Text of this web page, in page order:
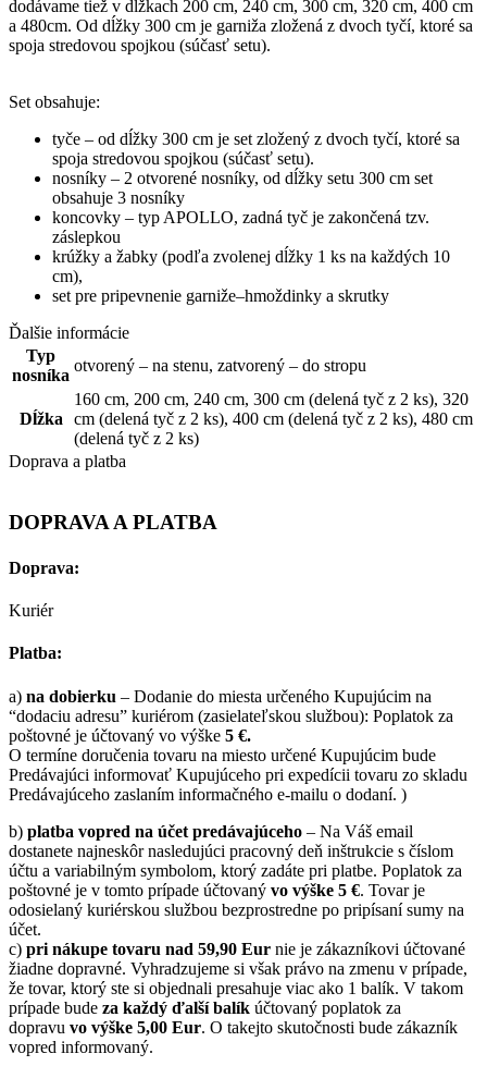
dodávame tiež v dĺžkach 200 cm, 240 cm, 300 cm, 320 cm, 400 cm
a 480cm. Od dĺžky 300 cm je garniža zložená z dvoch tyčí, ktoré sa
spoja stredovou spojkou (súčasť setu).
Set obsahuje:
tyče – od dĺžky 300 cm je set zložený z dvoch tyčí, ktoré sa
spoja stredovou spojkou (súčasť setu).
nosníky – 2 otvorené nosníky, od dĺžky setu 300 cm set
obsahuje 3 nosníky
koncovky – typ APOLLO, zadná tyč je zakončená tzv.
záslepkou
krúžky a žabky (podľa zvolenej dĺžky 1 ks na každých 10
cm),
set pre pripevnenie garniže–hmoždinky a skrutky
Ďalšie informácie
Typ
nosníka
otvorený – na stenu, zatvorený – do stropu
Dĺžka
160 cm, 200 cm, 240 cm, 300 cm (delená tyč z 2 ks), 320
cm (delená tyč z 2 ks), 400 cm (delená tyč z 2 ks), 480 cm
(delená tyč z 2 ks)
Doprava a platba
DOPRAVA A PLATBA
Doprava:
Kuriér
Platba:
a) na dobierku – Dodanie do miesta určeného Kupujúcim na
“dodaciu adresu” kuriérom (zasielateľskou službou): Poplatok za
poštovné je účtovaný vo výške 5 €.
O termíne doručenia tovaru na miesto určené Kupujúcim bude
Predávajúci informovať Kupujúceho pri expedícii tovaru zo skladu
Predávajúceho zaslaním informačného e-mailu o dodaní. )
b) platba vopred na účet predávajúceho – Na Váš email
dostanete najneskôr nasledujúci pracovný deň inštrukcie s číslom
účtu a variabilným symbolom, ktorý zadáte pri platbe. Poplatok za
poštovné je v tomto prípade účtovaný vo výške 5 €. Tovar je
odosielaný kuriérskou službou bezprostredne po pripísaní sumy na
účet.
c) pri nákupe tovaru nad 59,90 Eur nie je zákazníkovi účtované
žiadne dopravné. Vyhradzujeme si však právo na zmenu v prípade,
že tovar, ktorý ste si objednali presahuje viac ako 1 balík. V takom
prípade bude za každý ďalší balík účtovaný poplatok za
dopravu vo výške 5,00 Eur. O takejto skutočnosti bude zákazník
vopred informovaný.